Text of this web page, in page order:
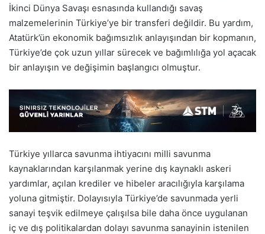
İkinci Dünya Savaşı esnasında kullandığı savaş
malzemelerinin Türkiye’ye bir transferi değildir. Bu yardım,
Atatürk’ün ekonomik bağımsızlık anlayışından bir kopmanın,
Türkiye’de çok uzun yıllar sürecek ve bağımlılığa yol açacak
bir anlayışın ve değişimin başlangıcı olmuştur.
Türkiye yıllarca savunma ihtiyacını milli savunma
kaynaklarından karşılanmak yerine dış kaynaklı askeri
yardımlar, açılan krediler ve hibeler aracılığıyla karşılama
yoluna gitmiştir. Dolayısıyla Türkiye’de savunmada yerli
sanayi teşvik edilmeye çalışılsa bile daha önce uygulanan
iç ve dış politikalardan dolayı savunma sanayinin istenilen